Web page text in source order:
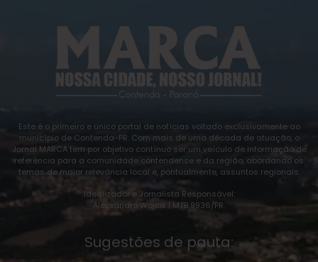
Este é o primeiro e único portal de notícias voltado exclusivamente ao
município de Contenda-PR. Com mais de uma década de atuação, o
Jornal MARCA tem por objetivo contínuo ser um veículo de informação de
referência para a comunidade contendense e da região, abordando os
temas de maior relevância local e, pontualmente, assuntos regionais.
Idealizador e Jornalista Responsável:
Alexsandro Wojcik | MTB 9936/PR.
Sugestões de pauta: